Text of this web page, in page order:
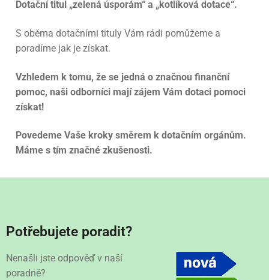
Dotační titul „zelená úsporám“ a „kotlíková dotace“.
S oběma dotačními tituly Vám rádi pomůžeme a
poradíme jak je získat.
Vzhledem k tomu, že se jedná o značnou finanční
pomoc, naši odborníci mají zájem Vám dotaci pomoci
získat!
Povedeme Vaše kroky směrem k dotačním orgánům.
Máme s tím značné zkušenosti.
Potřebujete poradit?
Nenašli jste odpověď v naší
poradně?